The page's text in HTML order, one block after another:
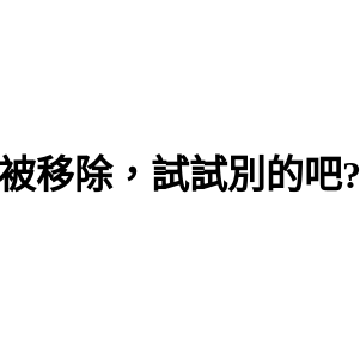
移除，試試別的吧?